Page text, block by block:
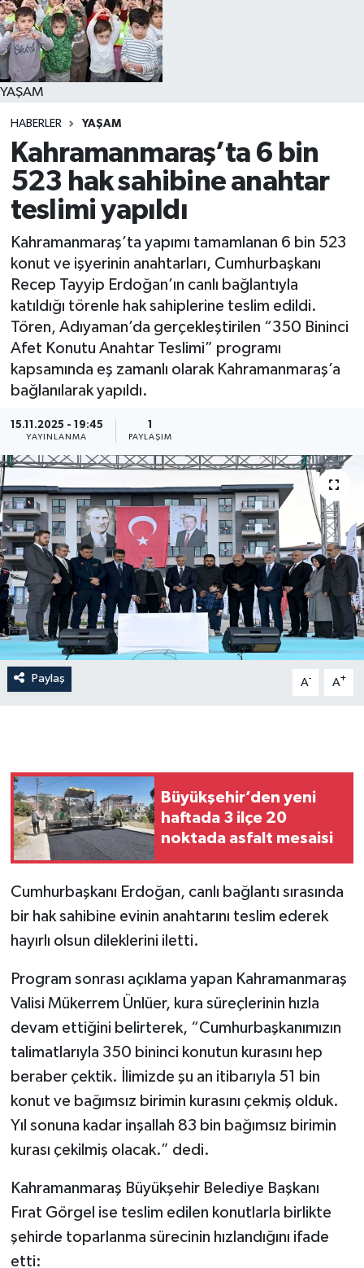
YAŞAM
HABERLER YAŞAM
Kahramanmaraş’ta 6 bin
523 hak sahibine anahtar
teslimi yapıldı
Kahramanmaraş’ta yapımı tamamlanan 6 bin 523
konut ve işyerinin anahtarları, Cumhurbaşkanı
Recep Tayyip Erdoğan’ın canlı bağlantıyla
katıldığı törenle hak sahiplerine teslim edildi.
Tören, Adıyaman’da gerçekleştirilen “350 Bininci
Afet Konutu Anahtar Teslimi” programı
kapsamında eş zamanlı olarak Kahramanmaraş’a
bağlanılarak yapıldı.
15.11.2025 - 19:45
YAYINLANMA PAYLAŞIM
Paylaş A- A+
Büyükşehir’den yeni
haftada 3 ilçe 20
noktada asfalt mesaisi
Cumhurbaşkanı Erdoğan, canlı bağlantı sırasında
bir hak sahibine evinin anahtarını teslim ederek
hayırlı olsun dileklerini iletti.
Program sonrası açıklama yapan Kahramanmaraş
Valisi Mükerrem Ünlüer, kura süreçlerinin hızla
devam ettiğini belirterek, “Cumhurbaşkanımızın
talimatlarıyla 350 bininci konutun kurasını hep
beraber çektik. İlimizde şu an itibarıyla 51 bin
konut ve bağımsız birimin kurasını çekmiş olduk.
Yıl sonuna kadar inşallah 83 bin bağımsız birimin
kurası çekilmiş olacak.” dedi.
Kahramanmaraş Büyükşehir Belediye Başkanı
Fırat Görgel ise teslim edilen konutlarla birlikte
şehirde toparlanma sürecinin hızlandığını ifade
etti:
YAŞAM